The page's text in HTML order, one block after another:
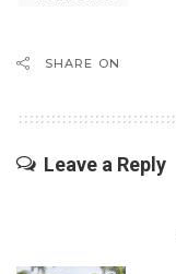
SHARE ON
Leave a Reply